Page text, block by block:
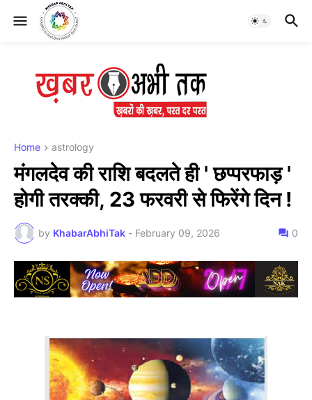
Home astrology
मंगलदेव की राशि बदलते ही ' छप्परफाड़ '
होगी तरक्की, 23 फरवरी से फिरेंगे दिन !
by KhabarAbhiTak - February 09, 2026 0